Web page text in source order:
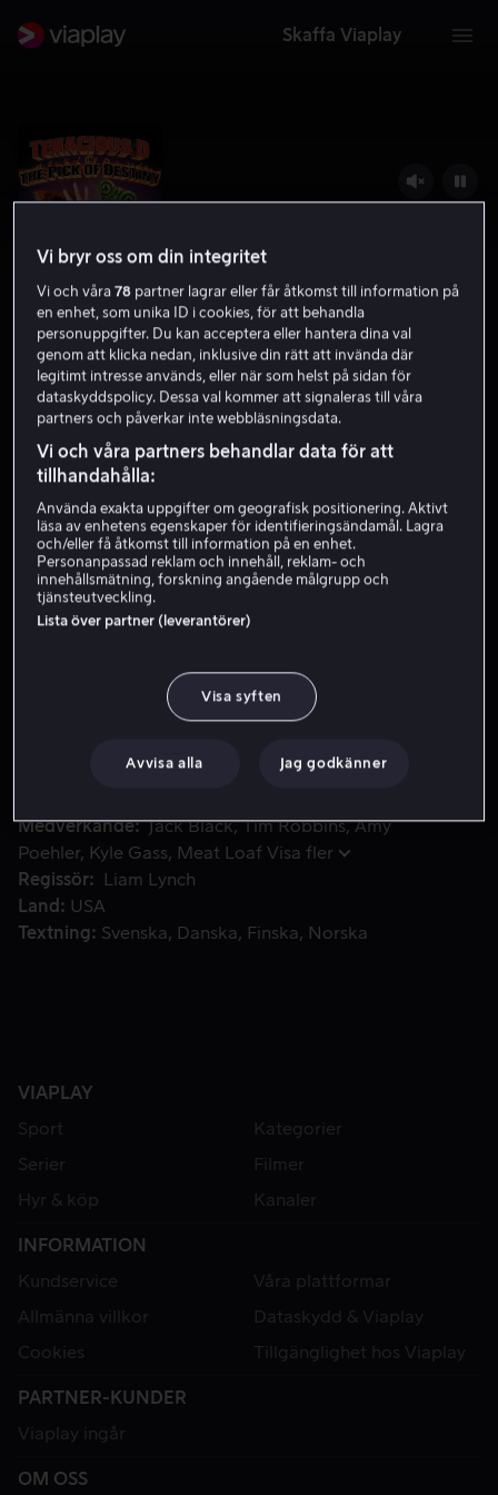
Skaffa Viaplay
Tenacious D in the Pick of Destiny
HD
Hyr 49 kr
Köp 99 kr
Se trailer
Tenacious D In The Pick Of Destiny följer rockduon KG
Tenacious D In The Pick Of Destiny följer rockduon KG
rock 'n' roll-bandet på jorden.
Medverkande Jack Black Tim Robbins Amy
Poehler
Kyle Gass Meat Loaf Visa fler
Regissör
Liam Lynch
Land
USA
Textning
Svenska Danska Finska Norska
VIAPLAY
Sport
Kategorier
Serier
Filmer
Hyr & köp
Kanaler
INFORMATION
Kundservice
Våra plattformar
Allmänna villkor
Dataskydd & Viaplay
Cookies
Tillgänglighet hos Viaplay
PARTNER-KUNDER
Viaplay ingår
OM OSS
Vi bryr oss om din integritet
Vi och våra78 partner lagrar eller får åtkomst till information på
en enhet, som unika ID i cookies, för att behandla
personuppgifter. Du kan acceptera eller hantera dina val
genom att klicka nedan, inklusive din rätt att invända där
legitimt intresse används, eller när som helst på sidan för
dataskyddspolicy. Dessa val kommer att signaleras till våra
partners och påverkar inte webbläsningsdata.
Vi och våra partners behandlar data för att
tillhandahålla:
Använda exakta uppgifter om geografisk positionering. Aktivt
läsa av enhetens egenskaper för identifieringsändamål. Lagra
och/eller få åtkomst till information på en enhet.
Personanpassad reklam och innehåll, reklam- och
innehållsmätning, forskning angående målgrupp och
tjänsteutveckling.
Lista över partner (leverantörer)
Visa syften
Avvisa alla Jag godkänner